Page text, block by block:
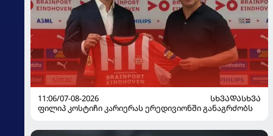
11:06/07-08-2026
ᲡᲮᲕᲐᲓᲐᲡᲮᲕᲐ
ფილიპ კოსტიჩი კარიერას ერედივიონში განაგრძობს